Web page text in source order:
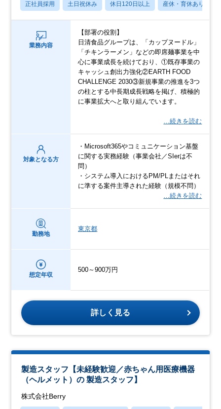
正社員採用 土日祝休み 休日120日以上 産休・育休あり
業務内容
【部署の役割】
日清食品グループは、「カップヌードル」
「チキンラーメン」などの即席麺事業を中
心に事業成長を続けており、①既存事業の
キャッシュ創出力強化②EARTH FOOD
CHALLENGE 2030③新規事業の推進を3つ
の柱とする中長期成長戦略を掲げ、積極的
に事業拡大へと取り組んでいます。
…続きを読む
対象となる方
・Microsoft365やコミュニケーション基盤
に関する実務経験（事業会社／SIerは不
問）
・システム導入におけるPM/PLまたはそれ
に準する案件主導された経験（規模不問）
…続きを読む
勤務地
東京都
想定年収
500～900万円
詳しく見る
製造スタッフ【未経験歓迎／赤ちゃん用医療機器
（ヘルメット）の 製造スタッフ】
株式会社Berry